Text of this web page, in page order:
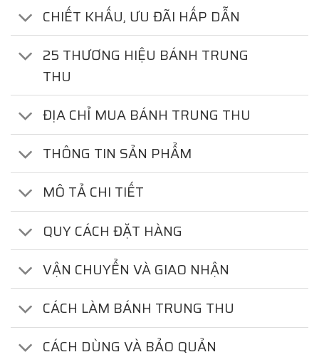
CHIẾT KHẤU, ƯU ĐÃI HẤP DẪN
25 THƯƠNG HIỆU BÁNH TRUNG
THU
ĐỊA CHỈ MUA BÁNH TRUNG THU
THÔNG TIN SẢN PHẨM
MÔ TẢ CHI TIẾT
QUY CÁCH ĐẶT HÀNG
VẬN CHUYỂN VÀ GIAO NHẬN
CÁCH LÀM BÁNH TRUNG THU
CÁCH DÙNG VÀ BẢO QUẢN